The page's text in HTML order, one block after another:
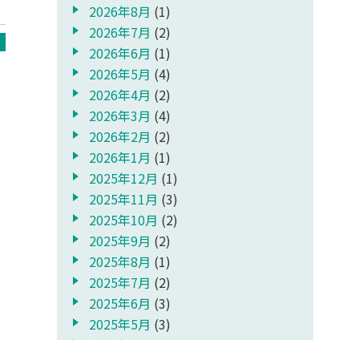
2026年8月 (1)
2026年7月 (2)
2026年6月 (1)
2026年5月 (4)
2026年4月 (2)
2026年3月 (4)
2026年2月 (2)
2026年1月 (1)
2025年12月 (1)
2025年11月 (3)
2025年10月 (2)
2025年9月 (2)
2025年8月 (1)
2025年7月 (2)
2025年6月 (3)
2025年5月 (3)